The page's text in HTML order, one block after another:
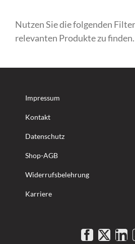
Nutzen Sie die folgenden
relevanten Produkte zu finden.
Impressum
Kontakt
Datenschutz
Shop-AGB
Widerrufsbelehrung
Karriere